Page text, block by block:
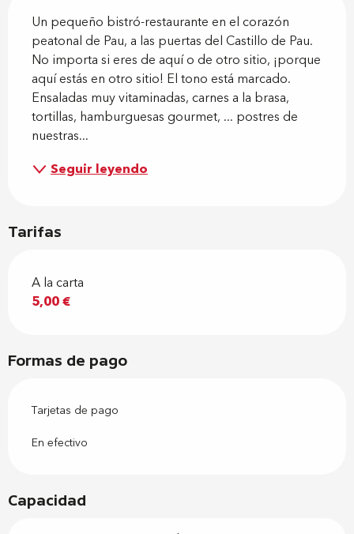
Un pequeño bistró-restaurante en el corazón
peatonal de Pau, a las puertas del Castillo de Pau.
No importa si eres de aquí o de otro sitio, ¡porque
aquí estás en otro sitio! El tono está marcado.
Ensaladas muy vitaminadas, carnes a la brasa,
tortillas, hamburguesas gourmet, ... postres de
nuestras...
Seguir leyendo
Tarifas
A la carta
5,00 €
Formas de pago
Tarjetas de pago
En efectivo
Capacidad